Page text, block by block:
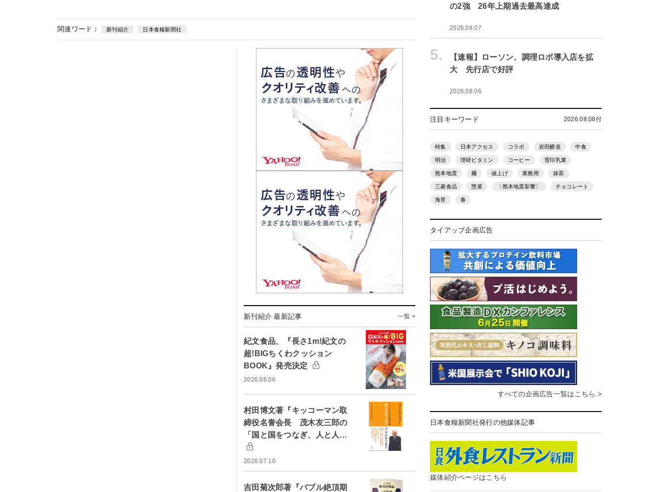
関連ワード： 新刊紹介 日本食糧新聞社
新刊紹介 最新記事 一覧 >
紀文食品、『長さ1m!紀文の
超!BIGちくわクッション
BOOK』発売決定
2026.08.06
村田博文著『キッコーマン取
締役名誉会長 茂木友三郎の
「国と国をつなぎ、人と人…
2026.07.10
吉田菊次郎著『バブル絶頂期
の2強 26年上期過去最高達成
2026.08.07
5.
【速報】ローソン、調理ロボ導入店を拡
大 先行店で好評
2026.08.06
注目キーワード 2026.08.08付
特集 日本アクセス コラボ 岩田醸造 中食
明治 理研ビタミン コーヒー 雪印乳業
熊本地震 麺 値上げ 業務用 抹茶
三菱食品 惣菜 〔熊本地震影響〕 チョコレート
海苔 春
タイアップ企画広告
すべての企画広告一覧はこちら >
日本食糧新聞社発行の他媒体記事
媒体紹介ページはこちら